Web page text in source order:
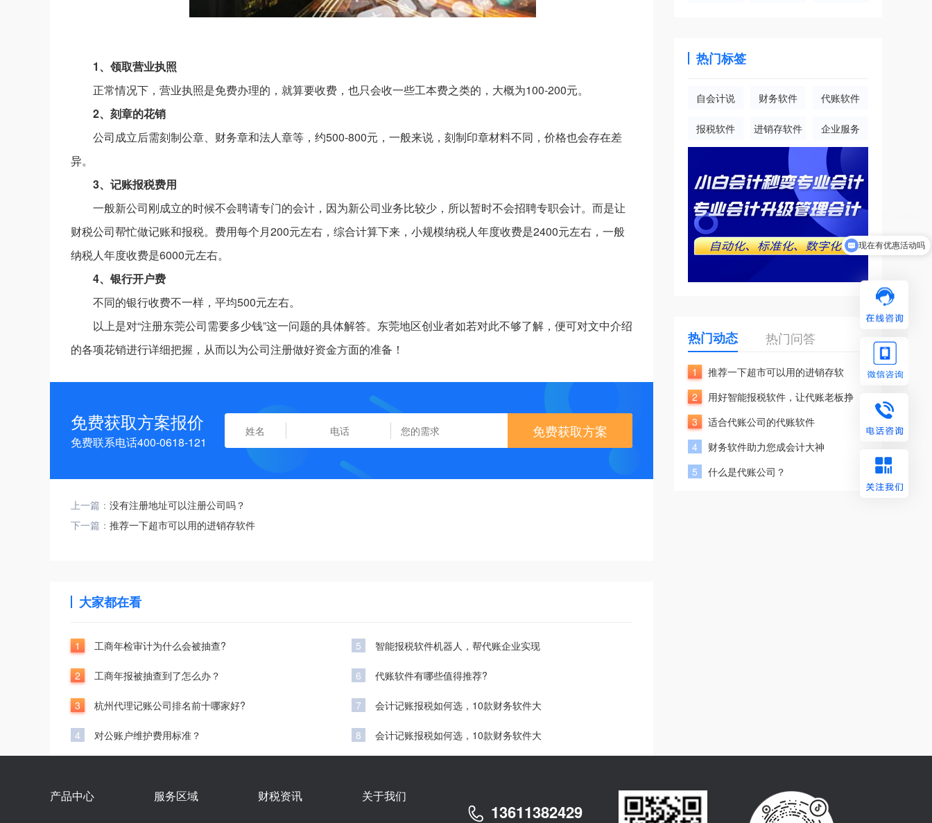
1、领取营业执照
正常情况下，营业执照是免费办理的，就算要收费，也只会收一些工本费之类的，大概为100-200元。
2、刻章的花销
公司成立后需刻制公章、财务章和法人章等，约500-800元，一般来说，刻制印章材料不同，价格也会存在差
异。
3、记账报税费用
一般新公司刚成立的时候不会聘请专门的会计，因为新公司业务比较少，所以暂时不会招聘专职会计。而是让
财税公司帮忙做记账和报税。费用每个月200元左右，综合计算下来，小规模纳税人年度收费是2400元左右，一般
纳税人年度收费是6000元左右。
4、银行开户费
不同的银行收费不一样，平均500元左右。
以上是对“注册东莞公司需要多少钱”这一问题的具体解答。东莞地区创业者如若对此不够了解，便可对文中介绍
的各项花销进行详细把握，从而以为公司注册做好资金方面的准备！
免费获取方案报价
免费联系电话400-0618-121
免费获取方案
上一篇： 没有注册地址可以注册公司吗？
下一篇： 推荐一下超市可以用的进销存软件
大家都在看
1 工商年检审计为什么会被抽查?
2 工商年报被抽查到了怎么办？
3 杭州代理记账公司排名前十哪家好?
4 对公账户维护费用标准？
5 智能报税软件机器人，帮代账企业实现
6 代账软件有哪些值得推荐?
7 会计记账报税如何选，10款财务软件大
8 会计记账报税如何选，10款财务软件大
热门标签
自会计说 财务软件 代账软件
报税软件 进销存软件 企业服务
热门动态 热门问答
1
推荐一下超市可以用的进销存软
2
用好智能报税软件，让代账老板挣
3
适合代账公司的代账软件
4
财务软件助力您成会计大神
5
什么是代账公司？
产品中心 服务区域 财税资讯 关于我们
13611382429
现在有优惠活动吗